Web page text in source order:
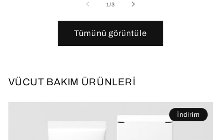
1//3
Tümünü görüntüle
VÜCUT BAKIM ÜRÜNLERİ
İndirim